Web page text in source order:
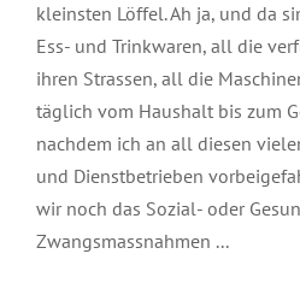
kleinsten Löffel. Ah ja, und da
Ess- und Trinkwaren, all die
ihren Strassen, all die
täglich vom Haushalt bis zum
nachdem ich an all diesen
und Dienstbetrieben
wir noch das Sozial- oder
Zwangsmassnahmen ...